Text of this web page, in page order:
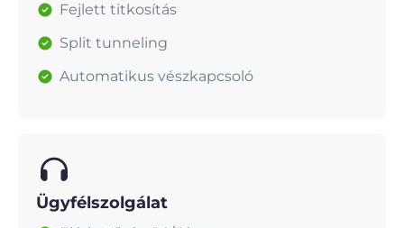
Fejlett titkosítás
Split tunneling
Automatikus vészkapcsoló
Ügyfélszolgálat